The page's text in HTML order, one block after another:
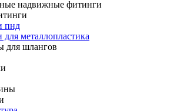
надвижные фитинги
пнд
металлопластика
для шлангов